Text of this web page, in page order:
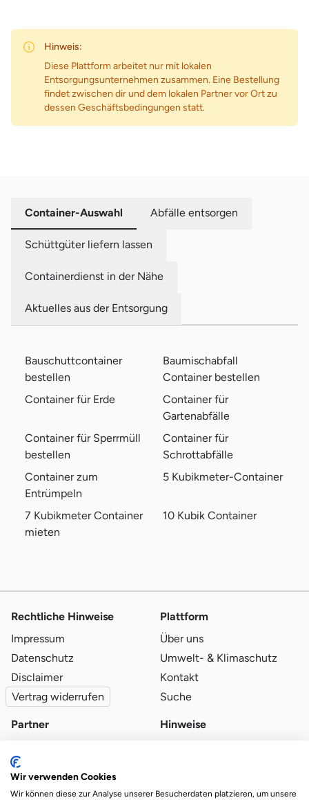
Hinweis:
Diese Plattform arbeitet nur mit lokalen
Entsorgungsunternehmen zusammen. Eine Bestellung
findet zwischen dir und dem lokalen Partner vor Ort zu
dessen Geschäftsbedingungen statt.
Container-Auswahl Abfälle entsorgen
Schüttgüter liefern lassen
Containerdienst in der Nähe
Aktuelles aus der Entsorgung
Bauschuttcontainer
bestellen
Baumischabfall
Container bestellen
Container für Erde
Container für
Gartenabfälle
Container für Sperrmüll
bestellen
Container für
Schrottabfälle
Container zum
Entrümpeln
5 Kubikmeter-Container
7 Kubikmeter Container
mieten
10 Kubik Container
Rechtliche Hinweise
Impressum
Datenschutz
Disclaimer
Vertrag widerrufen
Plattform
Über uns
Umwelt- & Klimaschutz
Kontakt
Suche
Partner
Qualitätsvoraussetzungen
Partner-Login
Hinweise
Wir verwenden Cookies
Wir können diese zur Analyse unserer Besucherdaten platzieren, um unsere